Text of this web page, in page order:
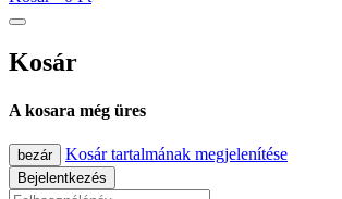
Kosár
A kosara még üres
bezár Kosár tartalmának megjelenítése
Bejelentkezés